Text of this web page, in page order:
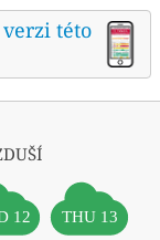
této
12 THU 13